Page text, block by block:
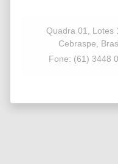
Quadra 01, Lotes
Cebraspe,
Fone: (61) 3448